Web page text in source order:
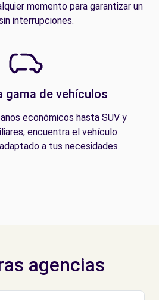
momento para garantizar un
interrupciones.
gama de vehículos
económicos hasta SUV y
encuentra el vehículo
a tus necesidades.
agencias